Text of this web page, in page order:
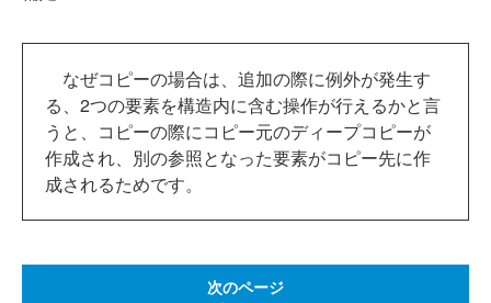
なぜコピーの場合は、追加の際に例外が発生す
る、2つの要素を構造内に含む操作が行えるかと言
うと、コピーの際にコピー元のディープコピーが
作成され、別の参照となった要素がコピー先に作
成されるためです。
次のページ